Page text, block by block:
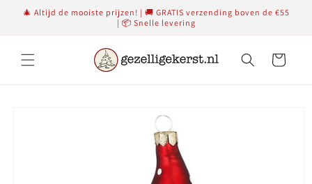
naar de
🎄 Altijd de mooiste prijzen! | 🚚 GRATIS verzending boven de €55
| 📦 Snelle levering
Winkelwagen